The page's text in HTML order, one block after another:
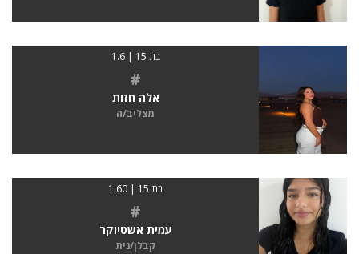
בת 15 | 1.6
#
אלה חזות
מצליב/ה
בת 15 | 1.60
#
עמית אשטיוקר
קבלן/נית